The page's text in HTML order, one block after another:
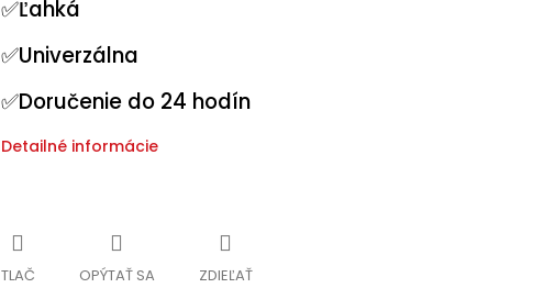
✅Ľahká
✅Univerzálna
✅Doručenie do 24 hodín
Detailné informácie
TLAČ OPÝTAŤ SA ZDIEĽAŤ